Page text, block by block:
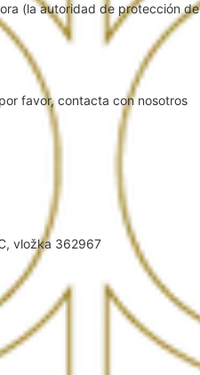
(la autoridad de protección de
favor, contacta con nosotros
vložka 362967